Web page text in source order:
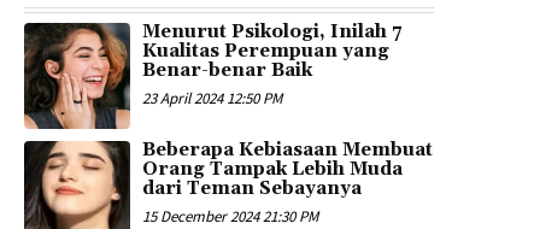
Menurut Psikologi, Inilah 7
Kualitas Perempuan yang
Benar-benar Baik
23 April 2024 12:50 PM
Beberapa Kebiasaan Membuat
Orang Tampak Lebih Muda
dari Teman Sebayanya
15 December 2024 21:30 PM